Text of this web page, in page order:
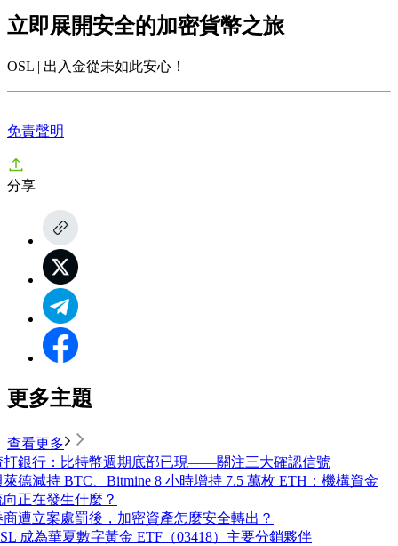
立即展開安全的加密貨幣之旅
OSL | 出入金從未如此安心！
免責聲明
分享
更多主題
查看更多
打銀行：比特幣週期底部已現——關注三大確認信號
萊德減持 BTC、Bitmine 8 小時增持 7.5 萬枚 ETH：機構資金
向正在發生什麼？
商遭立案處罰後，加密資產怎麼安全轉出？
成為華夏數字黃金 ETF（03418）主要分銷夥伴